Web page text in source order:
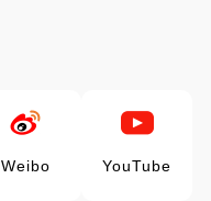
Weibo YouTube